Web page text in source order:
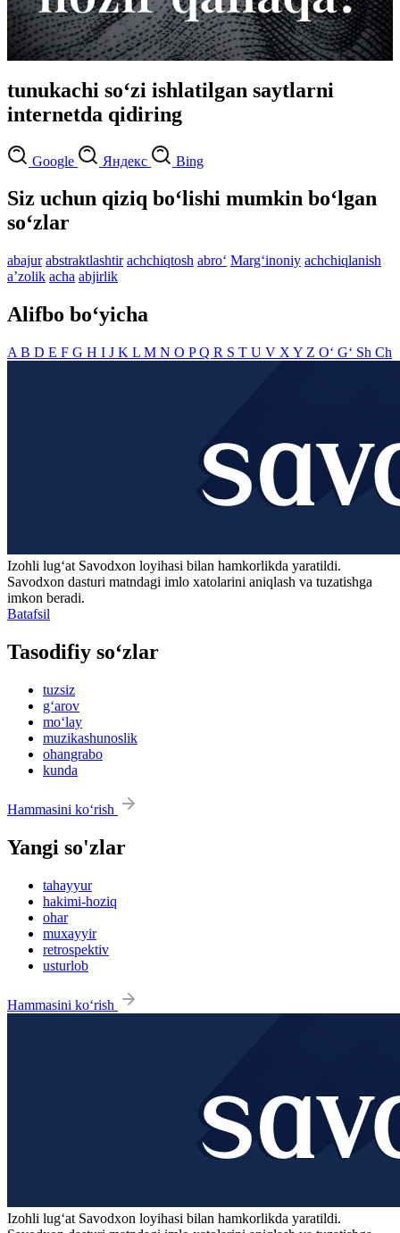
tunukachi so‘zi ishlatilgan saytlarni
internetda qidiring
Google Яндекс Bing
Siz uchun qiziq bo‘lishi mumkin bo‘lgan
so‘zlar
abajur abstraktlashtir achchiqtosh abro‘ Marg‘inoniy achchiqlanish
aʼzolik acha abjirlik
Alifbo bo‘yicha
A B D E F G H I J K L M N O PQ R S T U V X Y Z O‘ G‘ Sh Ch
Izohli lugʻat Savodxon loyihasi bilan hamkorlikda yaratildi.
Savodxon dasturi matndagi imlo xatolarini aniqlash va tuzatishga
imkon beradi.
Batafsil
Tasodifiy so‘zlar
tuzsiz
g‘arov
mo‘lay
muzikashunoslik
ohangrabo
kunda
Hammasini ko‘rish
Yangi so'zlar
tahayyur
hakimi-hoziq
ohar
muxayyir
retrospektiv
usturlob
Hammasini ko‘rish
Izohli lugʻat Savodxon loyihasi bilan hamkorlikda yaratildi.